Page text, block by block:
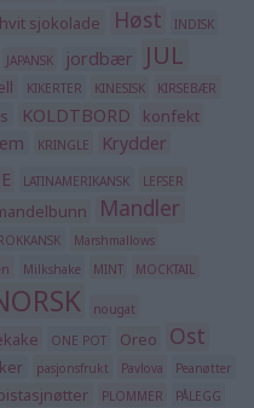
hvit sjokolade Høst INDISK
JAPANSK jordbær JUL
KIKERTER KINESISK KIRSEBÆR
KOLDTBORD
konfekt
KRINGLE Krydder
LATINAMERIKANSK
LEFSER
Mandler
Marshmallows
Milkshake MINT MOCKTAIL
nougat
ONE POT Oreo Ost
pasjonsfrukt Pavlova
Peanøtter
PLOMMER PÅLEGG